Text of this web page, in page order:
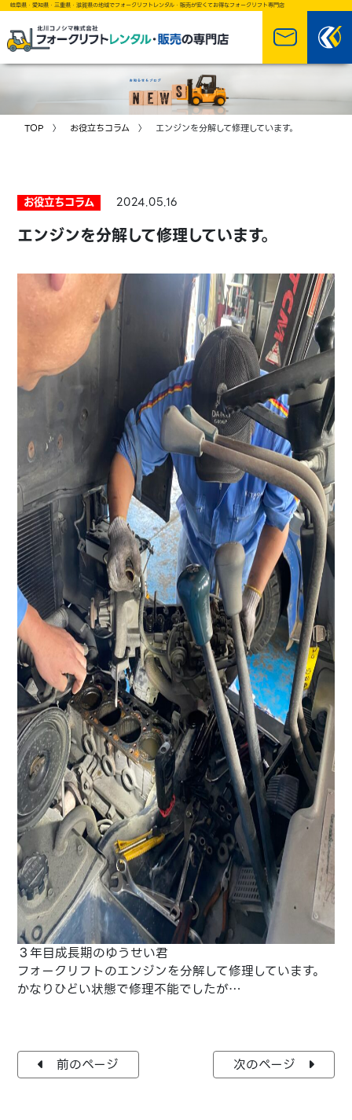
岐阜県・愛知県・三重県・滋賀県の地域でフォークリフトレンタル・販売が安くてお得なフォークリフト専門店
TOP 〉 お役立ちコラム 〉 エンジンを分解して修理しています。
お役立ちコラム 2024.05.16
エンジンを分解して修理しています。
３年目成長期のゆうせい君
フォークリフトのエンジンを分解して修理しています。
かなりひどい状態で修理不能でしたが…
前のページ 次のページ